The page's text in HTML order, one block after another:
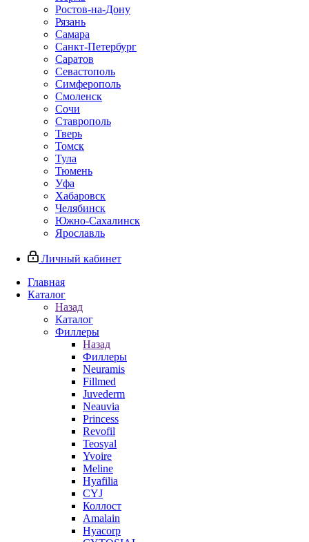
Ростов-на-Дону
Рязань
Самара
Санкт-Петербург
Саратов
Севастополь
Симферополь
Смоленск
Сочи
Ставрополь
Тверь
Томск
Тула
Тюмень
Уфа
Хабаровск
Челябинск
Южно-Сахалинск
Ярославль
Личный кабинет
Главная
Каталог
Назад
Каталог
Филлеры
Назад
Филлеры
Neuramis
Fillmed
Juvederm
Neauvia
Princess
Revofil
Teosyal
Yvoire
Meline
Hyafilia
CYJ
Коллост
Amalain
Hyacorp